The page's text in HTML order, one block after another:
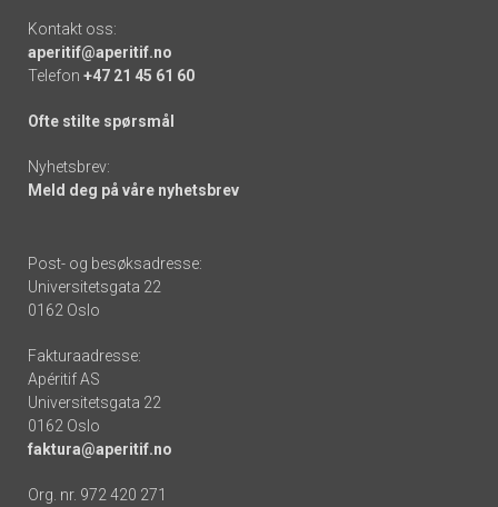
Kontakt oss:
aperitif@aperitif.no
Telefon +47 21 45 61 60
Ofte stilte spørsmål
Nyhetsbrev:
Meld deg på våre nyhetsbrev
Post- og besøksadresse:
Universitetsgata 22
0162 Oslo
Fakturaadresse:
Apéritif AS
Universitetsgata 22
0162 Oslo
faktura@aperitif.no
Org. nr. 972 420 271